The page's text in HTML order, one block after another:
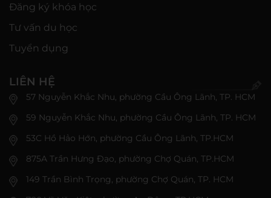
Đăng ký khóa học
Tư vấn du học
Tuyển dụng
LIÊN HỆ
57 Nguyễn Khắc Nhu, phường Cầu Ông Lãnh, TP. HCM
59 Nguyễn Khắc Nhu, phường Cầu Ông Lãnh, TP. HCM
53C Hồ Hảo Hớn, phường Cầu Ông Lãnh, TP.HCM
875A Trần Hưng Đạo, phường Chợ Quán, TP.HCM
149 Trần Bình Trọng, phường Chợ Quán, TP. HCM